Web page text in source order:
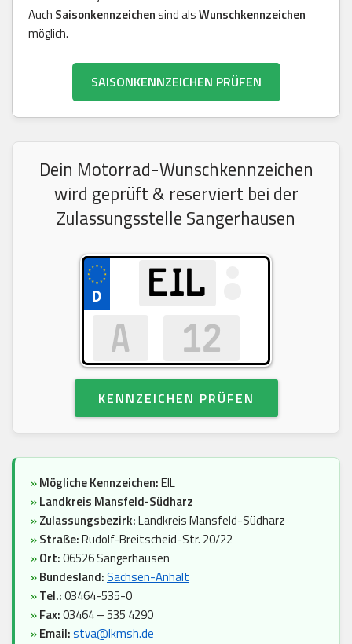
Auch Saisonkennzeichensind alsWunschkennzeichen
möglich.
SAISONKENNZEICHEN PRÜFEN
Dein Motorrad-Wunschkennzeichen
wird geprüft & reserviert bei der
Zulassungsstelle Sangerhausen
KENNZEICHEN PRÜFEN
»Mögliche Kennzeichen:EIL
»Landkreis Mansfeld-Südharz
»Zulassungsbezirk:Landkreis Mansfeld-Südharz
»Straße:Rudolf-Breitscheid-Str. 20/22
»Ort:06526 Sangerhausen
»Bundesland:Sachsen-Anhalt
»Tel.:03464-535-0
»Fax:03464 – 535 4290
»Email:stva@lkmsh.de